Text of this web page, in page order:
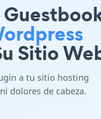
Sitio
a tu sitio hosting
dolores de cabeza.